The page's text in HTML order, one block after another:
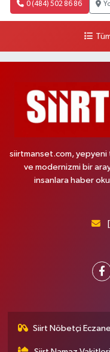
0 (484) 502 86 86
siirtmanset.com, yepyeni
ve modernizmi bir
insanlara haber
Siirt Nöbetçi